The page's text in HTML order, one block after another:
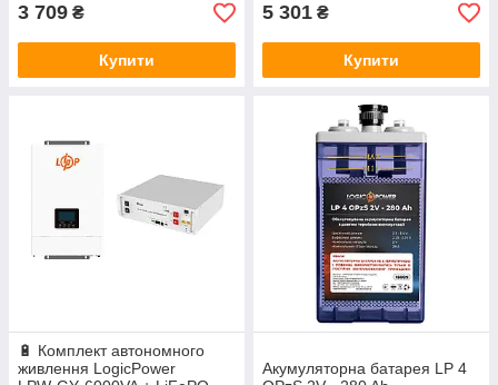
3 709 ₴
Купити
5 301 ₴
Купити
🔋 Комплект автономного
живлення LogicPower
Акумуляторна батарея LP 4